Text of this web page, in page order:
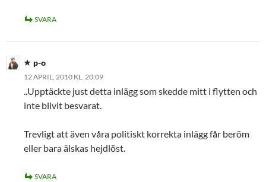
SVARA
p-o
12 APRIL, 2010 KL. 20:09
..Upptäckte just detta inlägg som skedde mitt i flytten och
inte blivit besvarat.
Trevligt att även våra politiskt korrekta inlägg får beröm
eller bara älskas hejdlöst.
SVARA